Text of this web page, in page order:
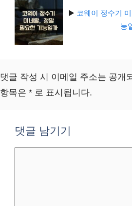
▶️ 코웨이 정수기
능
댓글 작성 시 이메일 주소는 공개
항목은 * 로 표시됩니다.
댓글 남기기